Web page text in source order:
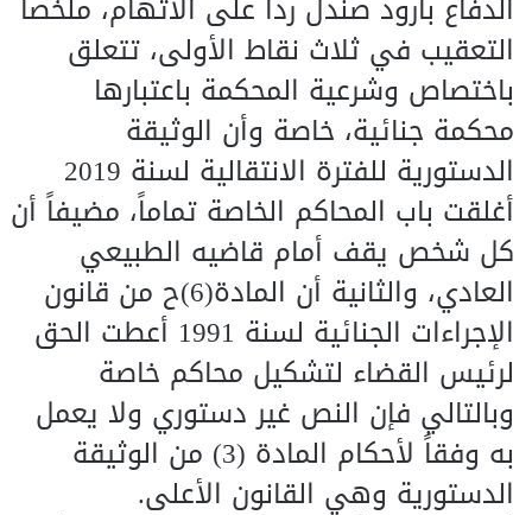
الدفاع بارود صندل رداً على الاتهام، ملخصاً
التعقيب في ثلاث نقاط الأولى، تتعلق
باختصاص وشرعية المحكمة باعتبارها
محكمة جنائية، خاصة وأن الوثيقة
الدستورية للفترة الانتقالية لسنة 2019
أغلقت باب المحاكم الخاصة تماماً، مضيفاً أن
كل شخص يقف أمام قاضيه الطبيعي
العادي، والثانية أن المادة(6)ح من قانون
الإجراءات الجنائية لسنة 1991 أعطت الحق
لرئيس القضاء لتشكيل محاكم خاصة
وبالتالي فإن النص غير دستوري ولا يعمل
به وفقاً لأحكام المادة (3) من الوثيقة
الدستورية وهي القانون الأعلى.